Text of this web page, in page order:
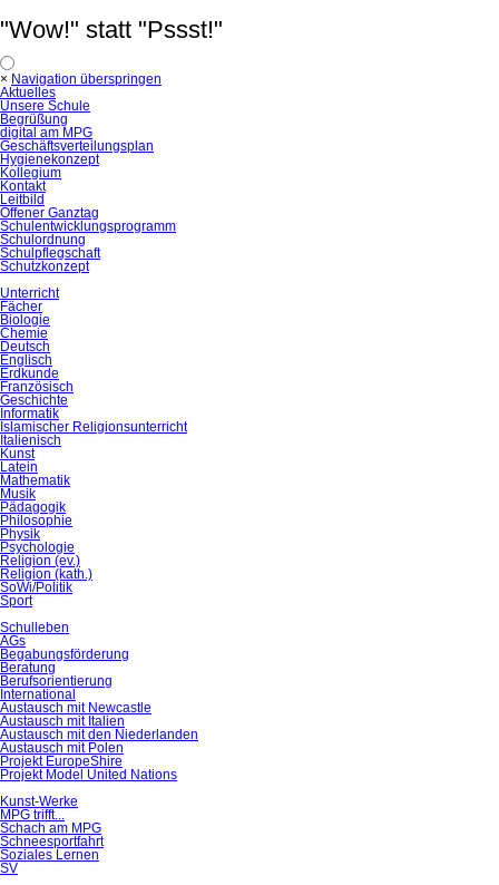
"Wow!" statt "Pssst!"
× Navigation überspringen
Aktuelles
Unsere Schule
Begrüßung
digital am MPG
Geschäftsverteilungsplan
Hygienekonzept
Kollegium
Kontakt
Leitbild
Offener Ganztag
Schulentwicklungsprogramm
Schulordnung
Schulpflegschaft
Schutzkonzept
Unterricht
Fächer
Biologie
Chemie
Deutsch
Englisch
Erdkunde
Französisch
Geschichte
Informatik
Islamischer Religionsunterricht
Italienisch
Kunst
Latein
Mathematik
Musik
Pädagogik
Philosophie
Physik
Psychologie
Religion (ev.)
Religion (kath.)
SoWi/Politik
Sport
Schulleben
AGs
Begabungsförderung
Beratung
Berufsorientierung
International
Austausch mit Newcastle
Austausch mit Italien
Austausch mit den Niederlanden
Austausch mit Polen
Projekt EuropeShire
Projekt Model United Nations
Kunst-Werke
MPG trifft...
Schach am MPG
Schneesportfahrt
Soziales Lernen
SV